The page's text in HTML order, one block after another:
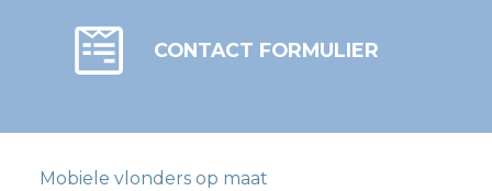
CONTACT FORMULIER
Mobiele vlonders op maat